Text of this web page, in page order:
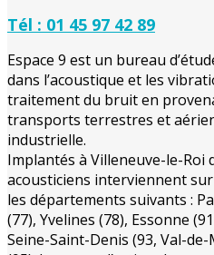
Tél : 01 45 97 42 89
Espace 9 est un bureau
dans l’acoustique et les
traitement du bruit en
transports terrestres et
industrielle.
Implantés à Villeneuve-le-Roi
acousticiens interviennent
les départements suivants :
(77), Yvelines (78), Essonne
Seine-Saint-Denis (93, Val-de-